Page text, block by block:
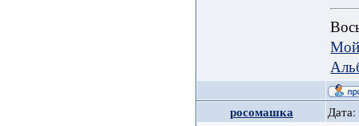
росомашка